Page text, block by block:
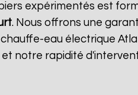
expérimentés est
. Nous offrons une
eau électrique
notre rapidité